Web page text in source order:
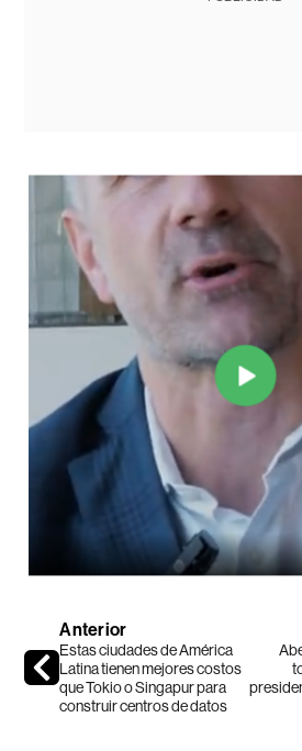
Anterior
Estas ciudades de América
Latina tienen mejores costos
que Tokio o Singapur para
construir centros de datos